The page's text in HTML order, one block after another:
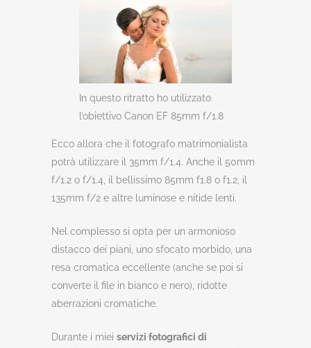
In questo ritratto ho utilizzato
l’obiettivo Canon EF 85mm f/1.8
Ecco allora che il fotografo matrimonialista
potrà utilizzare il 35mm f/1.4. Anche il 50mm
f/1.2 o f/1.4, il bellissimo 85mm f1.8 o f1.2, il
135mm f/2 e altre luminose e nitide lenti.
Nel complesso si opta per un armonioso
distacco dei piani, uno sfocato morbido, una
resa cromatica eccellente (anche se poi si
converte il file in bianco e nero), ridotte
aberrazioni cromatiche.
Durante i miei servizi fotografici di